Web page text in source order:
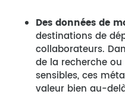
Des données de
destinations de
collaborateurs.
de la recherche
sensibles, ces
valeur bien au-